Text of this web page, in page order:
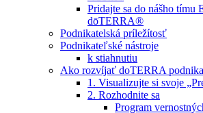
Pridajte sa do nášho tímu
dōTERRA®
Podnikatelská príležítosť
Podnikateľské nástroje
k stiahnutiu
Ako rozvíjať doTERRA
1. Visualizujte si svoje
2. Rozhodnite sa
Program